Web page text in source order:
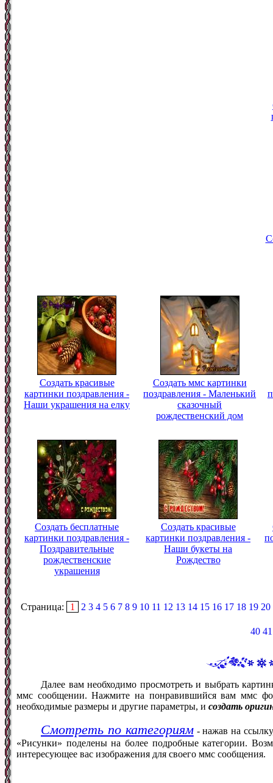
Создать красивые
картинки поздравления -
Наши украшения на елку
Создать ммс картинки
поздравления - Маленький
сказочный
рождественский дом
Создать бесплатные
картинки поздравления -
Поздравительные
рождественские
украшения
Создать красивые
картинки поздравления -
Наши букеты на
Рождество
Страница: 1 2 3 4 5 6 7 8 9 10 11 12 13 14 15 16 17 18 19 20
40 41
Далее вам необходимо просмотреть и выбрать
ммс сообщении. Нажмите на понравившийся вам ммс
необходимые размеры и другие параметры, и создать
Смотреть по категориям- нажав на
«Рисунки» поделены на более подробные категории.
интересующее вас изображения для своего ммс сообщения.